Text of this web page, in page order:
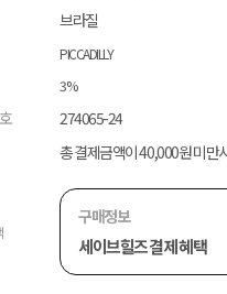
브라질
PICCADILLY
3%
274065-24
총 결제금액이 40,000원 미만
구매정보
세이브힐즈 결제 혜택